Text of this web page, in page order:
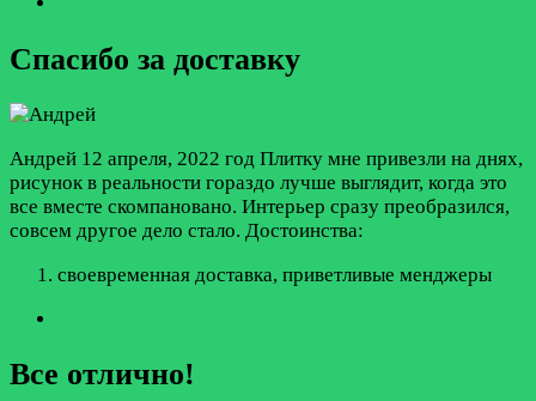
Спасибо за доставку
Андрей 12 апреля, 2022 год Плитку мне привезли на днях,
рисунок в реальности гораздо лучше выглядит, когда это
все вместе скомпановано. Интерьер сразу преобразился,
совсем другое дело стало. Достоинства:
своевременная доставка, приветливые менджеры
Все отлично!